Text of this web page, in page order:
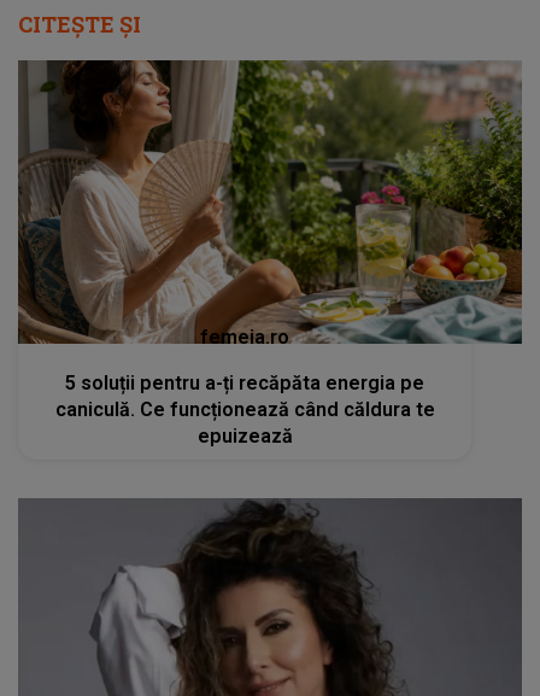
CITEȘTE ȘI
femeia.ro
5 soluții pentru a-ți recăpăta energia pe
caniculă. Ce funcționează când căldura te
epuizează